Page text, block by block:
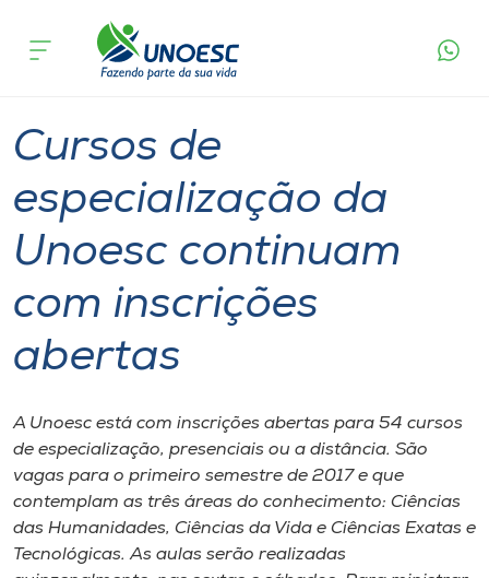
Cursos
Atendimento ao Estudante
Portal de Ensino
Internacionalização
I.nova
acontece
Cursos de
especialização da
Unoesc continuam
com inscrições
abertas
A Unoesc está com inscrições abertas para 54 cursos
de especialização, presenciais ou a distância. São
vagas para o primeiro semestre de 2017 e que
contemplam as três áreas do conhecimento: Ciências
das Humanidades, Ciências da Vida e Ciências Exatas e
Tecnológicas. As aulas serão realizadas